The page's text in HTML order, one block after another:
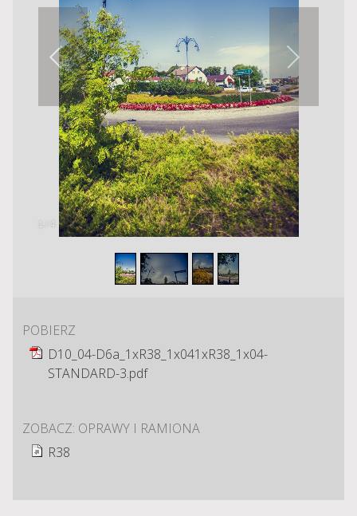
/ 4
POBIERZ
D10_04-D6a_1xR38_1x041xR38_1x04-
STANDARD-3.pdf
ZOBACZ: OPRAWY I RAMIONA
R38